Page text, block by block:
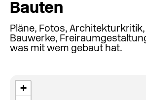
Bauten
Pläne, Fotos,
Bauwerke,
was mit wem gebaut hat.
+